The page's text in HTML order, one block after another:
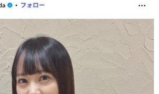
ショップ
登録・ログイン/マイルーム